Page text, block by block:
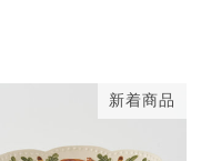
新着商品